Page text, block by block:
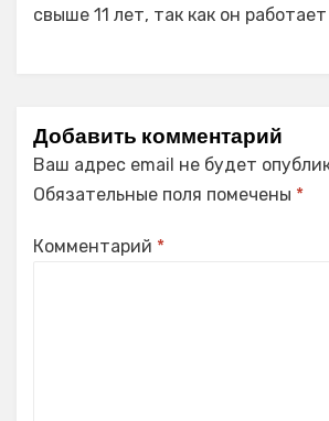
свыше 11 лет, так как он
Добавить комментарий
Ваш адрес email не будет
Обязательные поля помечены *
Комментарий *